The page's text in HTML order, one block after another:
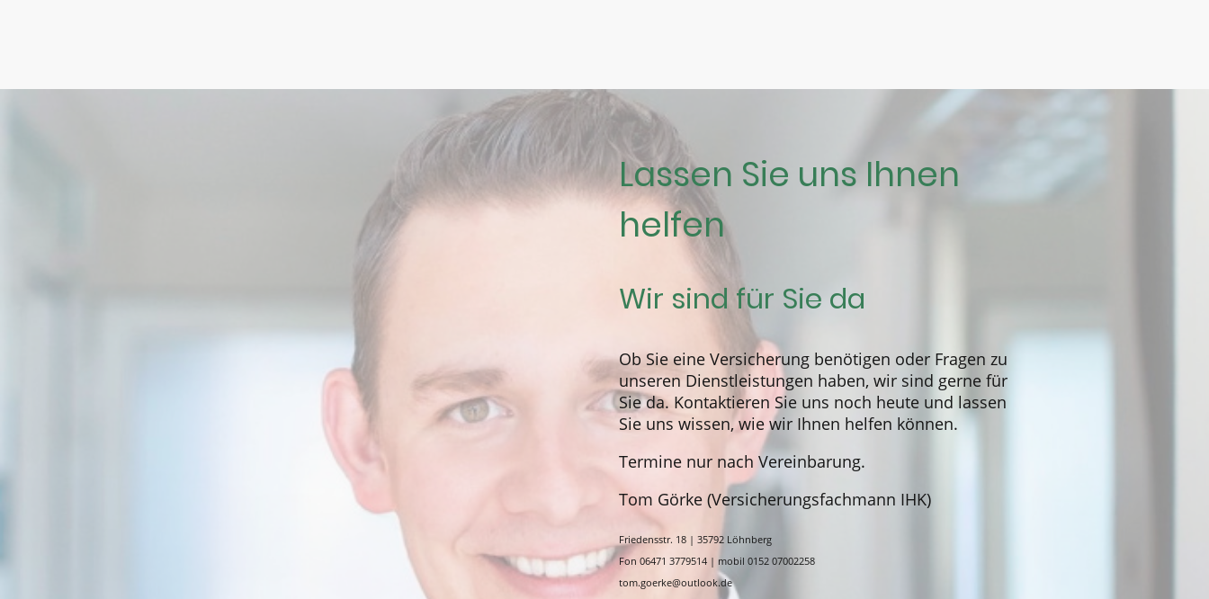
Lassen Sie uns Ihnen
helfen
Wir sind für Sie da
Ob Sie eine Versicherung benötigen oder Fragen zu
unseren Dienstleistungen haben, wir sind gerne für
Sie da. Kontaktieren Sie uns noch heute und lassen
Sie uns wissen, wie wir Ihnen helfen können.
Termine nur nach Vereinbarung.
Tom Görke (Versicherungsfachmann IHK)
Friedensstr. 18 | 35792 Löhnberg
Fon 06471 3779514 | mobil 0152 07002258
tom.goerke@outlook.de